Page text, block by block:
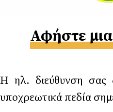
Αφήστε
Η ηλ. διεύθυνση σας
υποχρεωτικά πεδία